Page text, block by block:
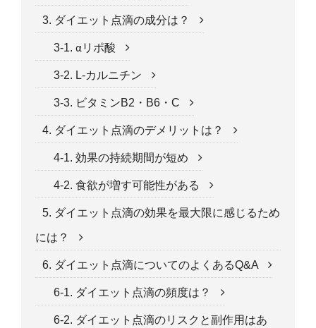
3. ダイエット点滴の成分は？
3-1. αリポ酸
3-2. L-カルニチン
3-3. ビタミンB2・B6・C
4. ダイエット点滴のデメリットは？
4-1. 効果の持続期間が短め
4-2. 食欲が増す可能性がある
5. ダイエット点滴の効果を最大限に感じるため
には？
6. ダイエット点滴についてのよくあるQ&A
6-1. ダイエット点滴の頻度は？
6-2. ダイエット点滴のリスクと副作用はあ